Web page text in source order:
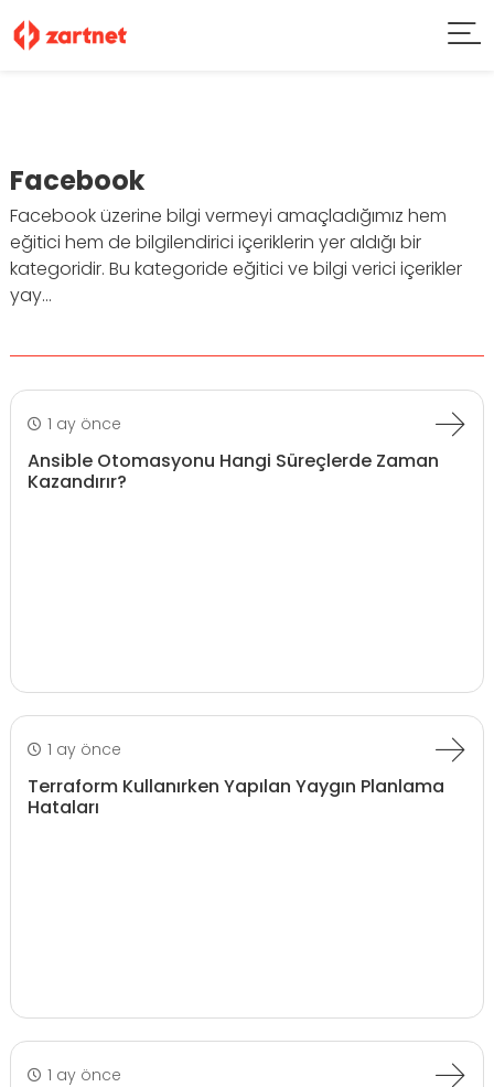
Facebook
Facebook üzerine bilgi vermeyi amaçladığımız hem
eğitici hem de bilgilendirici içeriklerin yer aldığı bir
kategoridir. Bu kategoride eğitici ve bilgi verici içerikler
yay...
1 ay önce
Ansible Otomasyonu Hangi Süreçlerde Zaman
Kazandırır?
1 ay önce
Terraform Kullanırken Yapılan Yaygın Planlama
Hataları
1 ay önce